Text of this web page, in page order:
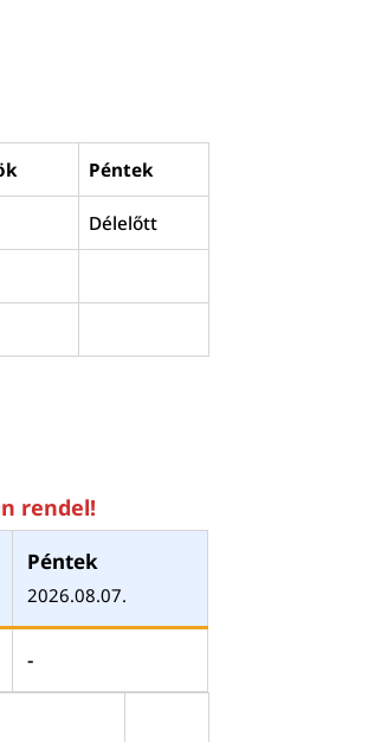
Péntek
Délelőtt
rendel!
Péntek
2026.08.07.
-